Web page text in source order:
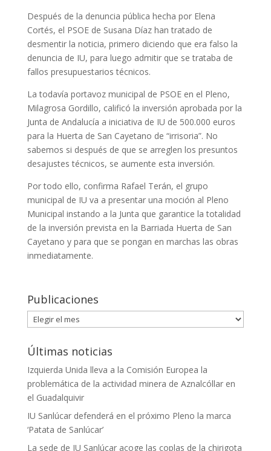
Después de la denuncia pública hecha por Elena
Cortés, el PSOE de Susana Díaz han tratado de
desmentir la noticia, primero diciendo que era falso la
denuncia de IU, para luego admitir que se trataba de
fallos presupuestarios técnicos.
La todavía portavoz municipal de PSOE en el Pleno,
Milagrosa Gordillo, calificó la inversión aprobada por la
Junta de Andalucía a iniciativa de IU de 500.000 euros
para la Huerta de San Cayetano de “irrisoria”. No
sabemos si después de que se arreglen los presuntos
desajustes técnicos, se aumente esta inversión.
Por todo ello, confirma Rafael Terán, el grupo
municipal de IU va a presentar una moción al Pleno
Municipal instando a la Junta que garantice la totalidad
de la inversión prevista en la Barriada Huerta de San
Cayetano y para que se pongan en marchas las obras
inmediatamente.
Publicaciones
Publicaciones
Últimas noticias
Izquierda Unida lleva a la Comisión Europea la
problemática de la actividad minera de Aznalcóllar en
el Guadalquivir
IU Sanlúcar defenderá en el próximo Pleno la marca
‘Patata de Sanlúcar’
La sede de IU Sanlúcar acoge las coplas de la chirigota